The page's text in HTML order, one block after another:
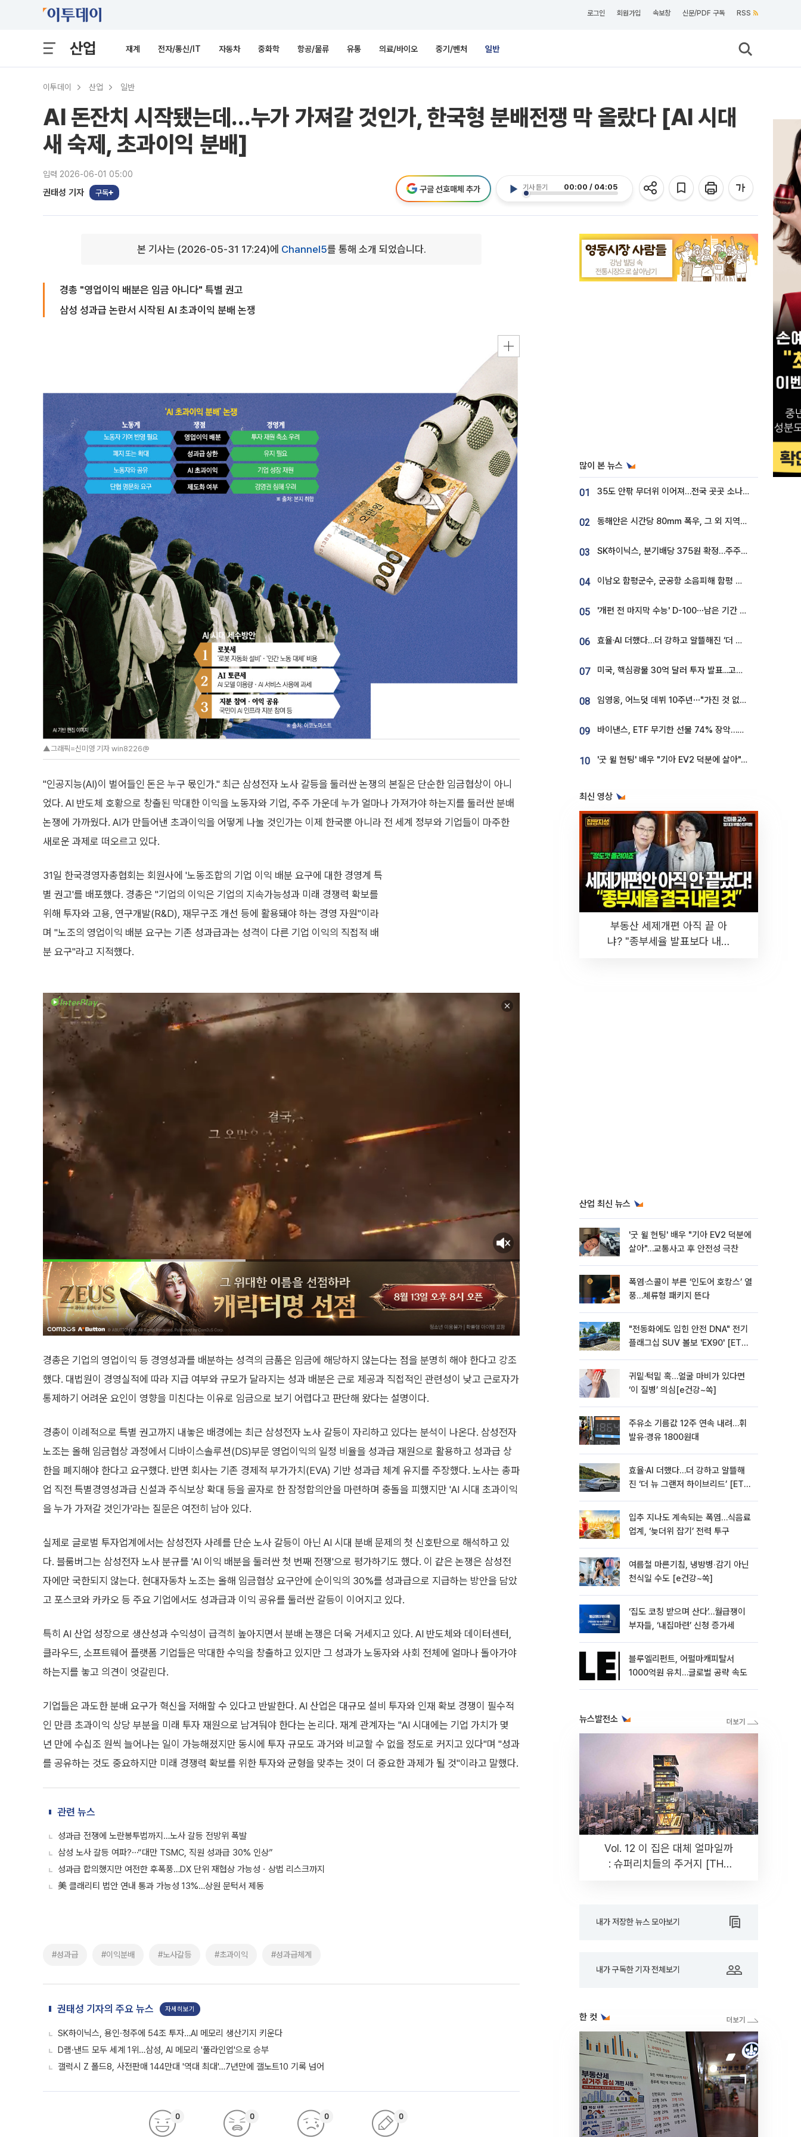
로그인 회원가입 속보창 신문/PDF 구독 RSS
산업 재계 전자/통신/IT 자동차 중화학 항공/물류 유통 의료/바이오 중기/벤처 일반
이투데이 산업 일반
AI 돈잔치 시작됐는데…누가 가져갈 것인가, 한국형 분배전쟁 막 올랐다 [AI 시대
새 숙제, 초과이익 분배]
입력 2026-06-01 05:00
권태성 기자 구독
기사 듣기 00:00 / 04:05
구글 선호매체 추가
본 기사는 (2026-05-31 17:24)에 Channel5를 통해 소개 되었습니다.
경총 "영업이익 배분은 임금 아니다" 특별 권고
삼성 성과급 논란서 시작된 AI 초과이익 분배 논쟁
▲그래픽=신미영 기자 win8226@
"인공지능(AI)이 벌어들인 돈은 누구 몫인가." 최근 삼성전자 노사 갈등을 둘러싼 논쟁의 본질은 단순한 임금협상이 아니
었다. AI 반도체 호황으로 창출된 막대한 이익을 노동자와 기업, 주주 가운데 누가 얼마나 가져가야 하는지를 둘러싼 분배
논쟁에 가까웠다. AI가 만들어낸 초과이익을 어떻게 나눌 것인가는 이제 한국뿐 아니라 전 세계 정부와 기업들이 마주한
새로운 과제로 떠오르고 있다.
31일 한국경영자총협회는 회원사에 '노동조합의 기업 이익 배분 요구에 대한 경영계 특
별 권고'를 배포했다. 경총은 "기업의 이익은 기업의 지속가능성과 미래 경쟁력 확보를
위해 투자와 고용, 연구개발(R&D), 재무구조 개선 등에 활용돼야 하는 경영 자원"이라
며 "노조의 영업이익 배분 요구는 기존 성과급과는 성격이 다른 기업 이익의 직접적 배
분 요구"라고 지적했다.
경총은 기업의 영업이익 등 경영성과를 배분하는 성격의 금품은 임금에 해당하지 않는다는 점을 분명히 해야 한다고 강조
했다. 대법원이 경영실적에 따라 지급 여부와 규모가 달라지는 성과 배분은 근로 제공과 직접적인 관련성이 낮고 근로자가
통제하기 어려운 요인이 영향을 미친다는 이유로 임금으로 보기 어렵다고 판단해 왔다는 설명이다.
경총이 이례적으로 특별 권고까지 내놓은 배경에는 최근 삼성전자 노사 갈등이 자리하고 있다는 분석이 나온다. 삼성전자
노조는 올해 임금협상 과정에서 디바이스솔루션(DS)부문 영업이익의 일정 비율을 성과급 재원으로 활용하고 성과급 상
한을 폐지해야 한다고 요구했다. 반면 회사는 기존 경제적 부가가치(EVA) 기반 성과급 체계 유지를 주장했다. 노사는 총파
업 직전 특별경영성과급 신설과 주식보상 확대 등을 골자로 한 잠정합의안을 마련하며 충돌을 피했지만 'AI 시대 초과이익
을 누가 가져갈 것인가'라는 질문은 여전히 남아 있다.
실제로 글로벌 투자업계에서는 삼성전자 사례를 단순 노사 갈등이 아닌 AI 시대 분배 문제의 첫 신호탄으로 해석하고 있
다. 블룸버그는 삼성전자 노사 분규를 'AI 이익 배분을 둘러싼 첫 번째 전쟁'으로 평가하기도 했다. 이 같은 논쟁은 삼성전
자에만 국한되지 않는다. 현대자동차 노조는 올해 임금협상 요구안에 순이익의 30%를 성과급으로 지급하는 방안을 담았
고 포스코와 카카오 등 주요 기업에서도 성과급과 이익 공유를 둘러싼 갈등이 이어지고 있다.
특히 AI 산업 성장으로 생산성과 수익성이 급격히 높아지면서 분배 논쟁은 더욱 거세지고 있다. AI 반도체와 데이터센터,
클라우드, 소프트웨어 플랫폼 기업들은 막대한 수익을 창출하고 있지만 그 성과가 노동자와 사회 전체에 얼마나 돌아가야
하는지를 놓고 의견이 엇갈린다.
기업들은 과도한 분배 요구가 혁신을 저해할 수 있다고 반발한다. AI 산업은 대규모 설비 투자와 인재 확보 경쟁이 필수적
인 만큼 초과이익 상당 부분을 미래 투자 재원으로 남겨둬야 한다는 논리다. 재계 관계자는 "AI 시대에는 기업 가치가 몇
년 만에 수십조 원씩 늘어나는 일이 가능해졌지만 동시에 투자 규모도 과거와 비교할 수 없을 정도로 커지고 있다"며 "성과
를 공유하는 것도 중요하지만 미래 경쟁력 확보를 위한 투자와 균형을 맞추는 것이 더 중요한 과제가 될 것"이라고 말했다.
관련 뉴스
성과급 전쟁에 노란봉투법까지…노사 갈등 전방위 폭발
삼성 노사 갈등 여파?⋯“대만 TSMC, 직원 성과급 30% 인상”
성과급 합의했지만 여전한 후폭풍…DX 단위 재협상 가능성ㆍ상법 리스크까지
美 클래리티 법안 연내 통과 가능성 13%…상원 문턱서 제동
#성과급 #이익분배 #노사갈등 #초과이익 #성과급체계
권태성 기자의 주요 뉴스 자세히보기
SK하이닉스, 용인·청주에 54조 투자…AI 메모리 생산기지 키운다
D램·낸드 모두 세계 1위…삼성, AI 메모리 '풀라인업'으로 승부
갤럭시 Z 폴드8, 사전판매 144만대 '역대 최대'…7년만에 갤노트10 기록 넘어
0 0 0 0
많이 본 뉴스
01 35도 안팎 무더위 이어져…전국 곳곳 소나기 [오늘 날씨]
02 동해안은 시간당 80㎜ 폭우, 그 외 지역은 폭염…‘극과 극 날씨’
03 SK하이닉스, 분기배당 375원 확정…주주환원책 9월로 앞당겨 발표
04 이남오 함평군수, 군공항 소음피해 함평 보상 요구
05 '개편 전 마지막 수능' D-100⋯남은 기간 성적 올릴 전략은
06 효율·AI 더했다…더 강하고 알뜰해진 ‘더 뉴 그랜저 하이브리드’ [ET의 모빌리티]
07 미국, 핵심광물 30억 달러 투자 발표...고려아연 대미투자 언급
08 임영웅, 어느덧 데뷔 10주년⋯"가진 것 없던 시절, 내 앞엔 20명의 팬뿐"
09 바이낸스, ETF 무기한 선물 74% 장악…한국 레버리지 ETF 거래 급증 [e가상자산]
10 '굿 윌 헌팅' 배우 "기아 EV2 덕분에 살아"…교통사고 후 안전성 극찬
최신 영상
부동산 세제개편 아직 끝 아
냐? "종부세율 발표보다 내릴
산업 최신 뉴스
'굿 윌 헌팅' 배우 "기아 EV2 덕분에
살아"…교통사고 후 안전성 극찬
폭염·스콜이 부른 ‘인도어 호캉스’ 열
풍…체류형 패키지 뜬다
"전동화에도 입힌 안전 DNA" 전기
플래그십 SUV 볼보 'EX90' [ET의
귀밑·턱밑 혹…얼굴 마비가 있다면
‘이 질병’ 의심[e건강~쏙]
주유소 기름값 12주 연속 내려…휘
발유·경유 1800원대
효율·AI 더했다…더 강하고 알뜰해
진 ‘더 뉴 그랜저 하이브리드’ [ET의
입추 지나도 계속되는 폭염…식음료
업계, ‘늦더위 잡기’ 전력 투구
여름철 마른기침, 냉방병‧감기 아닌
천식일 수도 [e건강~쏙]
‘집도 코칭 받으며 산다’…월급쟁이
부자들, ‘내집마련’ 신청 증가세
블루엘리펀트, 어펄마캐피탈서
1000억원 유치…글로벌 공략 속도
뉴스발전소
Vol. 12 이 집은 대체 얼마일까
: 슈퍼리치들의 주거지 [THE
내가 저장한 뉴스 모아보기
내가 구독한 기자 전체보기
한 컷